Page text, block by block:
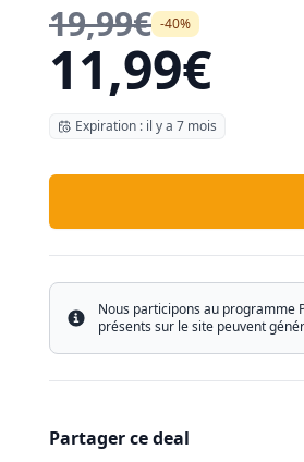
19,99€ -40%
11,99€
Expiration : il y a 7 mois
Info
Nous participons au programme
présents sur le site peuvent
Partager ce deal